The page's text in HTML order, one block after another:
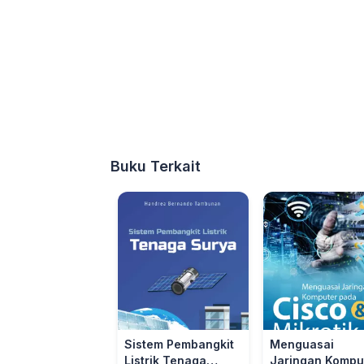
Buku Terkait
Sistem Pembangkit
Listrik Tenaga
Menguasai
Jaringan